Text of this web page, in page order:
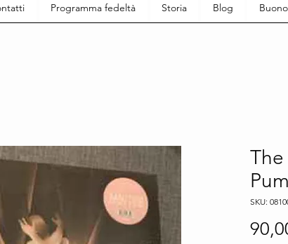
Programma fedeltà Storia Blog
SKU: